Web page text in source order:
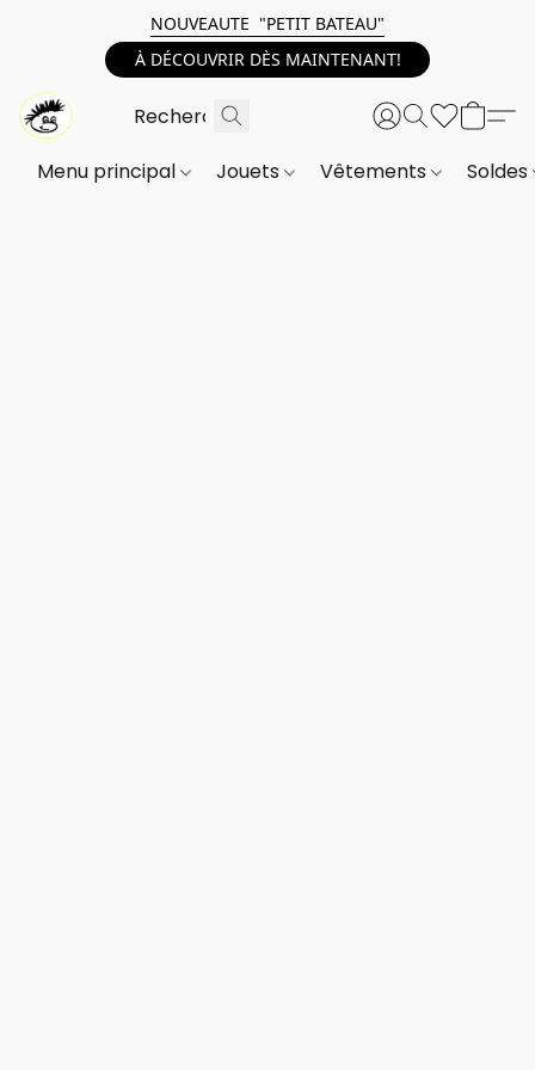
NOUVEAUTE "PETIT BATEAU"
À DÉCOUVRIR DÈS MAINTENANT!
Menu principal Jouets Vêtements Soldes